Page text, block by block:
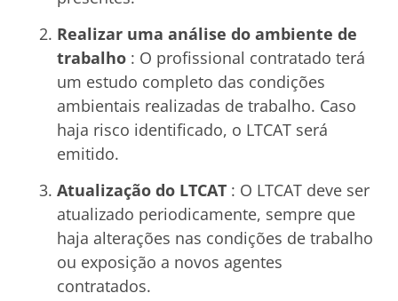
Realizar uma análise do ambiente de
trabalho : O profissional contratado terá
um estudo completo das condições
ambientais realizadas de trabalho. Caso
haja risco identificado, o LTCAT será
emitido.
Atualização do LTCAT : O LTCAT deve ser
atualizado periodicamente, sempre que
haja alterações nas condições de trabalho
ou exposição a novos agentes
contratados.